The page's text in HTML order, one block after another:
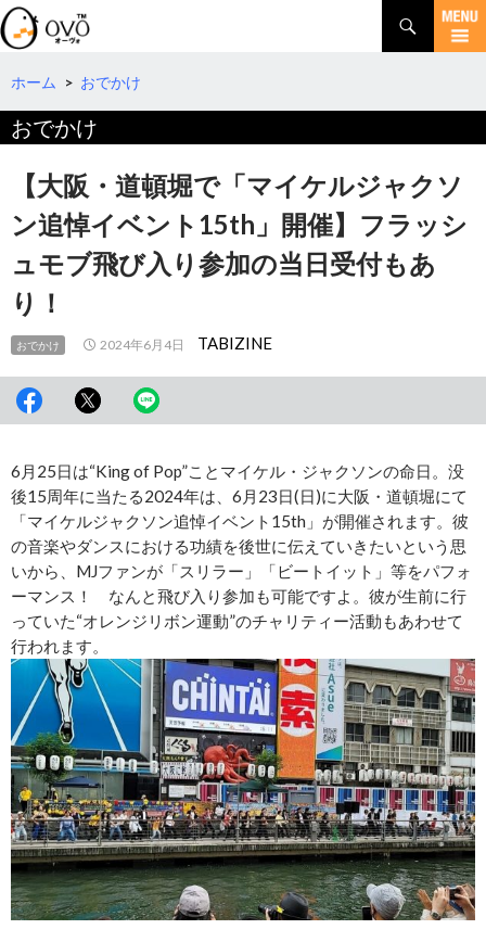
検
索
コ
テ
ツ
へ
ホーム > おでかけ
おでかけ
【大阪・道頓堀で「マイケルジャクソ
ン追悼イベント15th」開催】フラッシ
ュモブ飛び入り参加の当日受付もあ
り！
おでかけ 2024年6月4日 TABIZINE
6月25日は“King of Pop”ことマイケル・ジャクソンの命日。没
後15周年に当たる2024年は、6月23日(日)に大阪・道頓堀にて
「マイケルジャクソン追悼イベント15th」が開催されます。彼
の音楽やダンスにおける功績を後世に伝えていきたいという思
いから、MJファンが「スリラー」「ビートイット」等をパフォ
ーマンス！ なんと飛び入り参加も可能ですよ。彼が生前に行
っていた“オレンジリボン運動”のチャリティー活動もあわせて
行われます。